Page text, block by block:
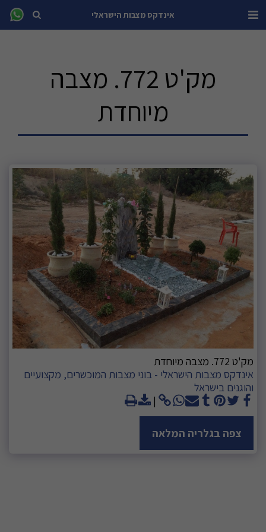
אינדקס מצבות הישראלי
מק'ט 772. מצבה
מיוחדת
מק'ט 772. מצבה מיוחדת
אינדקס מצבות הישראלי - בוני מצבות המוכשרים, מקצועיים
והוגנים בישראל
צפה בגלריה המלאה